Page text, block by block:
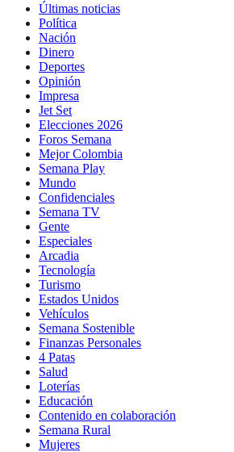
Últimas noticias
Política
Nación
Dinero
Deportes
Opinión
Impresa
Jet Set
Elecciones 2026
Foros Semana
Mejor Colombia
Semana Play
Mundo
Confidenciales
Semana TV
Gente
Especiales
Arcadia
Tecnología
Turismo
Estados Unidos
Vehículos
Semana Sostenible
Finanzas Personales
4 Patas
Salud
Loterías
Educación
Contenido en colaboración
Semana Rural
Mujeres